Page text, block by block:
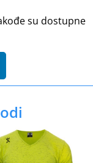
su dostupne